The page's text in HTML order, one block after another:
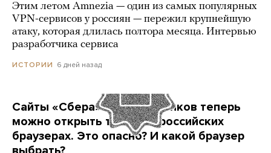
Этим летом Amnezia — один из самых популярных
VPN-сервисов у россиян — пережил крупнейшую
атаку, которая длилась полтора месяца. Интервью
разработчика сервиса
ИСТОРИИ 6 дней назад
Сайты «Сбера» и других банков теперь
можно открыть только в российских
браузерах. Это опасно? И какой браузер